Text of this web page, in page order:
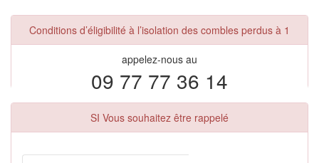
Conditions d’éligibilité à l’isolation des combles perdus à 1
appelez-nous au
09 77 77 36 14
SI Vous souhaitez être rappelé